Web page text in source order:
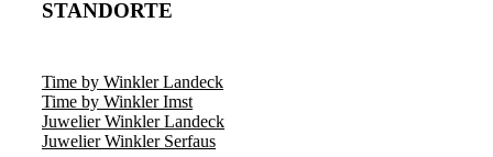
STANDORTE
Time by Winkler Landeck
Time by Winkler Imst
Juwelier Winkler Landeck
Juwelier Winkler Serfaus